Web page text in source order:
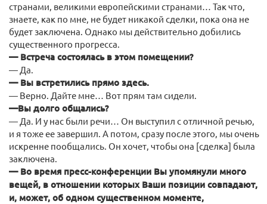
странами, великими европейскими странами… Так что,
знаете, как по мне, не будет никакой сделки, пока она не
будет заключена. Однако мы действительно добились
существенного прогресса.
— Встреча состоялась в этом помещении?
— Да.
— Вы встретились прямо здесь.
— Верно. Дайте мне… Вот прям там сидели.
—Вы долго общались?
— Да. И у нас были речи… Он выступил с отличной речью,
и я тоже ее завершил. А потом, сразу после этого, мы очень
искренне пообщались. Он хочет, чтобы она [сделка] была
заключена.
— Во время пресс-конференции Вы упомянули много
вещей, в отношении которых Ваши позиции совпадают,
и, может, об одном существенном моменте,